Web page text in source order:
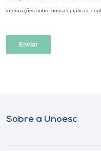
Sobre a Unoesc